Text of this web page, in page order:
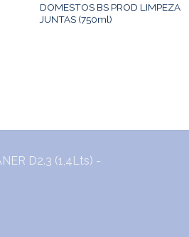
DOMESTOS BS PROD LIMPEZA
JUNTAS (750ml)